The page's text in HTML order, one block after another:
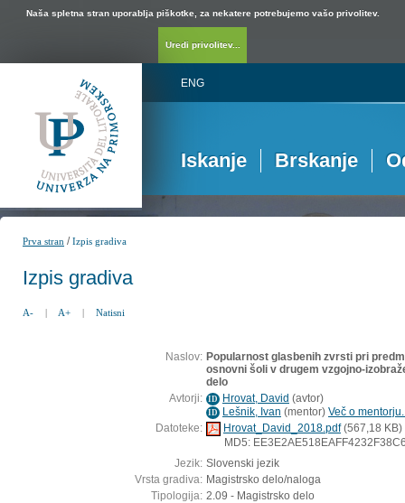
Naša spletna stran uporablja piškotke, za nekatere potrebujemo vašo privolitev.
Uredi privolitev...
ENG
Iskanje Brskanje
Prva stran /Izpis gradiva
Izpis gradiva
A- | A+ | Natisni
Naslov: Popularnost glasbenih zvrsti pri
osnovni šoli v drugem vzgojno-
delo
Avtorji: ID Hrovat, David (avtor)
ID Lešnik, Ivan (mentor) Več o
Datoteke:
Hrovat_David_2018.pdf(567,18 KB)
MD5:
Jezik: Slovenski jezik
Vrsta gradiva: Magistrsko delo/naloga
Tipologija: 2.09 - Magistrsko delo